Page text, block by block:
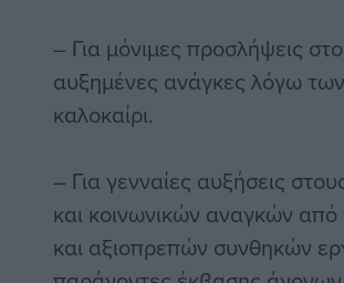
– Για μόνιμες προσλήψεις
αυξημένες ανάγκες λόγω
καλοκαίρι.
– Για γενναίες αυξήσεις
και κοινωνικών αναγκών
και αξιοπρεπών συνθηκών